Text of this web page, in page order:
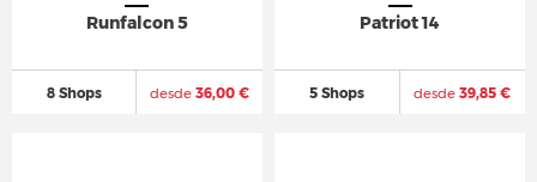
Runfalcon 5
8 Shops desde36,00 €
Patriot 14
5 Shops desde 39,85 €